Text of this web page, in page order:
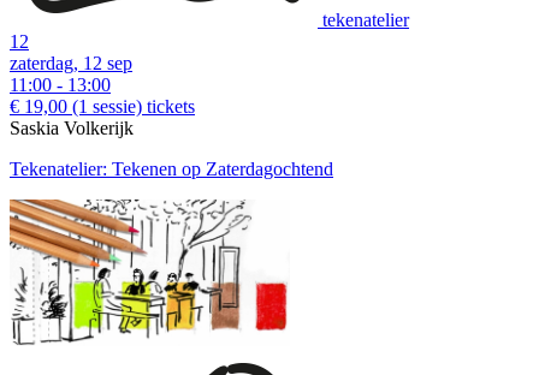
tekenatelier
12
zaterdag, 12 sep
11:00 - 13:00
€ 19,00 (1 sessie) tickets
Saskia Volkerijk
Tekenatelier: Tekenen op Zaterdagochtend